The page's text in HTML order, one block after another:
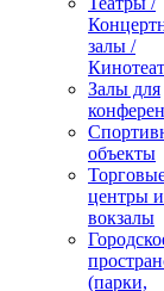
залы /
Залы для
объекты
центры и
вокзалы
(парки,